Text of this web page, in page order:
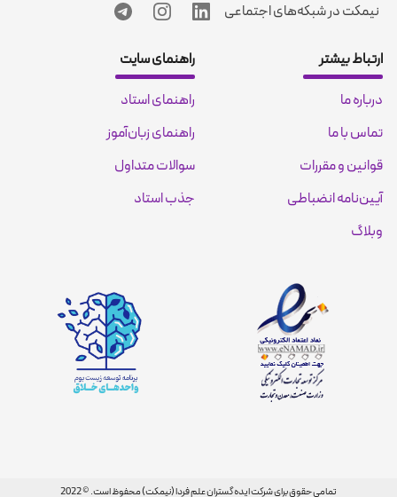
نیمکت در شبکه‌های اجتماعی
ارتباط بیشتر
درباره ما
تماس با ما
قوانین و مقررات
آیین‌نامه انضباطی
وبلاگ
راهنمای سایت
راهنمای استاد
راهنمای زبان‌آموز
سوالات متداول
جذب استاد
تمامی حقوق برای شرکت ایده گستران علم فردا (نیمکت) محفوظ است. © 2022